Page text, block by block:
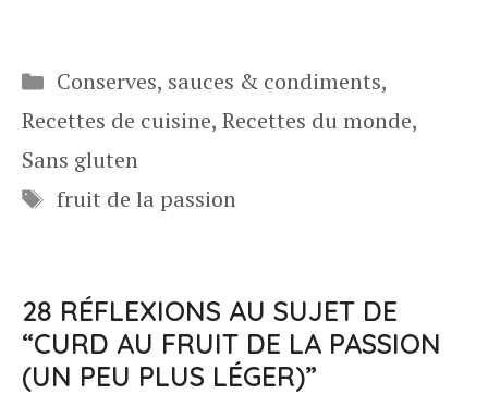
Catégories
Conserves, sauces & condiments,
Recettes de cuisine, Recettes du monde,
Sans gluten
Étiquettes
fruit de la passion
28 RÉFLEXIONS AU SUJET DE
“CURD AU FRUIT DE LA PASSION
(UN PEU PLUS LÉGER)”